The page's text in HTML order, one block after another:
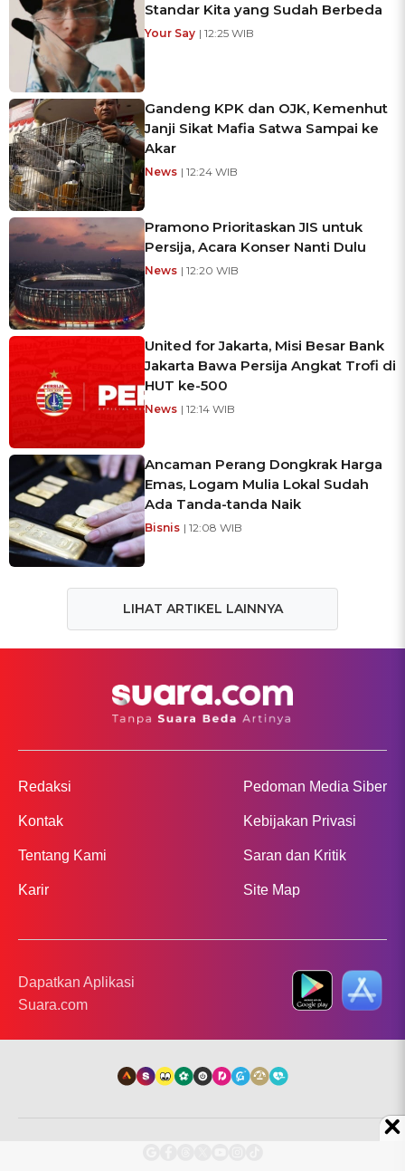
Standar Kita yang Sudah Berbeda
Your Say | 12:25 WIB
Gandeng KPK dan OJK, Kemenhut
Janji Sikat Mafia Satwa Sampai ke
Akar
News | 12:24 WIB
Pramono Prioritaskan JIS untuk
Persija, Acara Konser Nanti Dulu
News | 12:20 WIB
United for Jakarta, Misi Besar Bank
Jakarta Bawa Persija Angkat Trofi di
HUT ke-500
News | 12:14 WIB
Ancaman Perang Dongkrak Harga
Emas, Logam Mulia Lokal Sudah
Ada Tanda-tanda Naik
Bisnis | 12:08 WIB
LIHAT ARTIKEL LAINNYA
Redaksi
Kontak
Tentang Kami
Karir
Pedoman Media Siber
Kebijakan Privasi
Saran dan Kritik
Site Map
Dapatkan Aplikasi
Suara.com